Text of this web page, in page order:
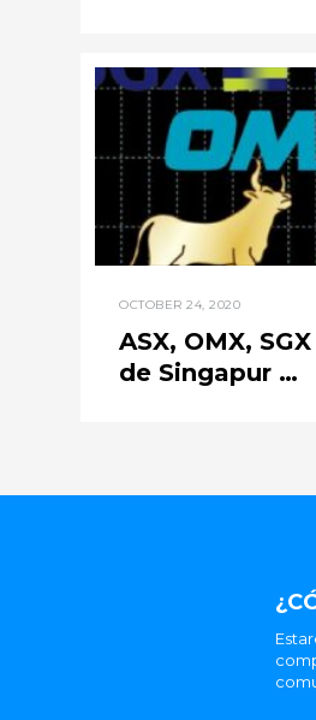
OCTOBER 24, 2020
ASX, OMX,
de Singapur …